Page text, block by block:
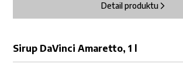
Detail produktu
Sirup DaVinci Amaretto, 1 l